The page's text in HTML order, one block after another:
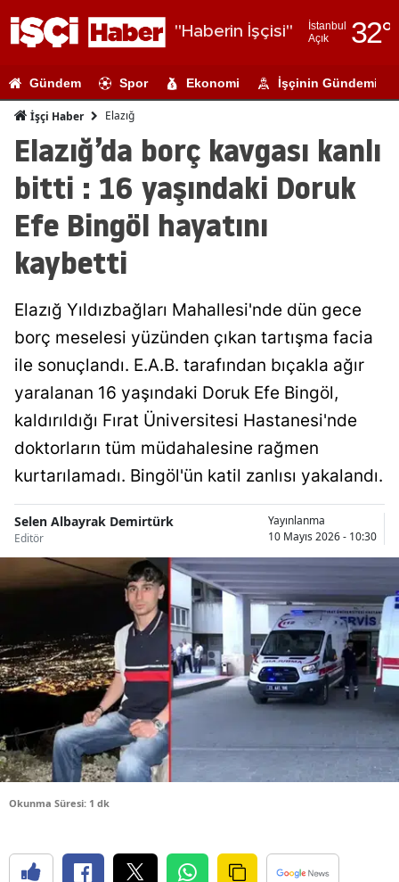
"Haberin İşçisi"
İstanbul
Açık
32°
Adıyaman
Ağrı
Amasya
Artvin
Aydın
Balıkesir
Bilecik
Bolu
Burdur
Bursa
Çanakkale
Çankırı
Çorum
Denizli
Diyarbakır
Elazığ
Gündem Spor Ekonomi İşçinin Gündemi
İşçi Haber Elazığ
Elazığ’da borç kavgası kanlı
bitti : 16 yaşındaki Doruk
Efe Bingöl hayatını
kaybetti
Elazığ Yıldızbağları Mahallesi'nde dün gece
borç meselesi yüzünden çıkan tartışma facia
ile sonuçlandı. E.A.B. tarafından bıçakla ağır
yaralanan 16 yaşındaki Doruk Efe Bingöl,
kaldırıldığı Fırat Üniversitesi Hastanesi'nde
doktorların tüm müdahalesine rağmen
kurtarılamadı. Bingöl'ün katil zanlısı yakalandı.
Selen Albayrak Demirtürk
Editör
Yayınlanma
10 Mayıs 2026 - 10:30
Okunma Süresi: 1 dk